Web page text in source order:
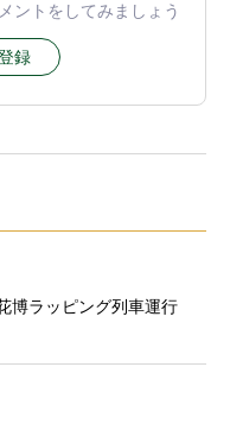
ントをしてみましょう
録
博ラッピング列車運行